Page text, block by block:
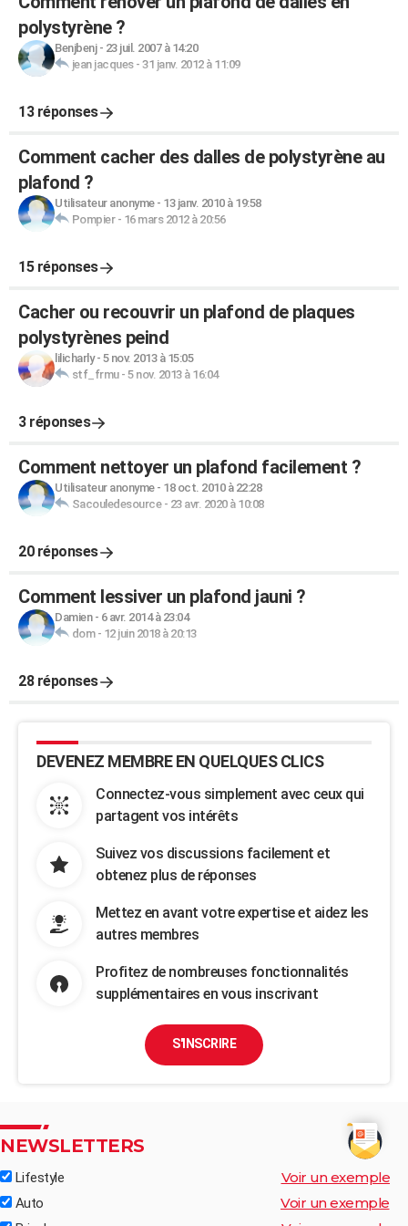
polystyrène ?
Benjbenj- 23 juil. 2007 à 14:20
jean jacques- 31 janv. 2012 à 11:09
13 réponses
Comment cacher des dalles de polystyrène au
plafond ?
Utilisateur anonyme- 13 janv. 2010 à 19:58
Pompier- 16 mars 2012 à 20:56
15 réponses
Cacher ou recouvrir un plafond de plaques
polystyrènes peind
lilicharly- 5 nov. 2013 à 15:05
stf_frmu- 5 nov. 2013 à 16:04
3 réponses
Comment nettoyer un plafond facilement ?
Utilisateur anonyme- 18 oct. 2010 à 22:28
Sacouledesource- 23 avr. 2020 à 10:08
20 réponses
Comment lessiver un plafond jauni ?
Damien- 6 avr. 2014 à 23:04
dom- 12 juin 2018 à 20:13
28 réponses
DEVENEZ MEMBRE EN QUELQUES CLICS
Connectez-vous simplement avec ceux qui
partagent vos intérêts
Suivez vos discussions facilement et
obtenez plus de réponses
Mettez en avant votre expertise et aidez les
autres membres
Profitez de nombreuses fonctionnalités
supplémentaires en vous inscrivant
S'INSCRIRE
NEWSLETTERS
Lifestyle Voir un exemple
Auto Voir un exemple